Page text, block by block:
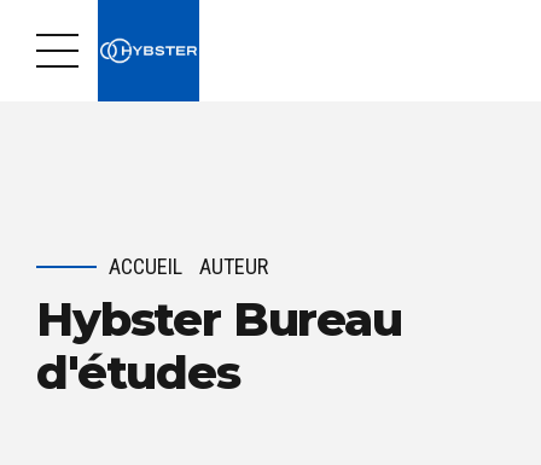
ACCUEIL AUTEUR
Hybster Bureau
d'études